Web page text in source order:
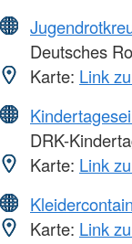
Deutsches
Karte: Link
DRK-
Karte: Link
Karte: Link